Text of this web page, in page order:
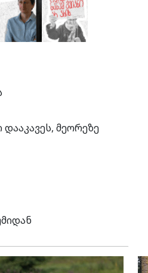
დააკავეს, მეორეზე